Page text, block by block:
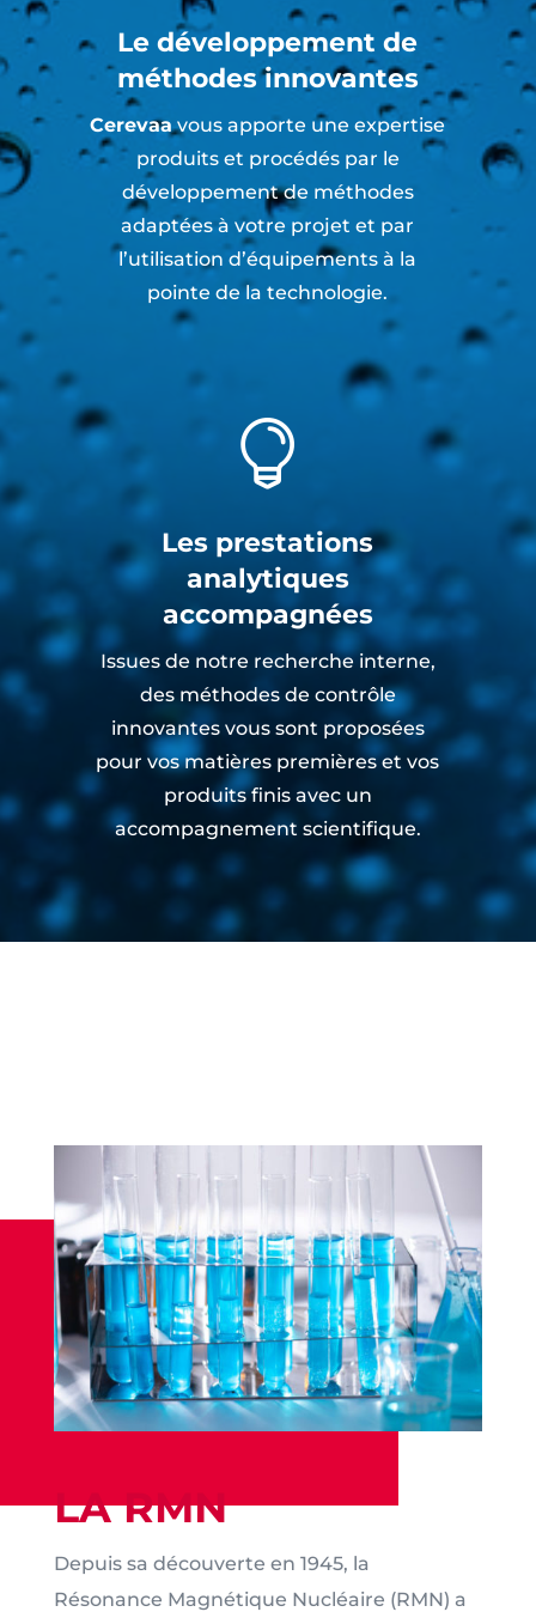
Le développement de
méthodes innovantes
Cerevaavous apporte une expertise
produits et procédés par le
développement de méthodes
adaptées à votre projet et par
l’utilisation d’équipements à la
pointe de la technologie.

Les prestations
analytiques
accompagnées
Issues de notre recherche interne,
des méthodes de contrôle
innovantes vous sont proposées
pour vos matières premières et vos
produits finis avec un
accompagnement scientifique.
LA RMN
Depuis sa découverte en 1945, la
Résonance Magnétique Nucléaire (RMN) a